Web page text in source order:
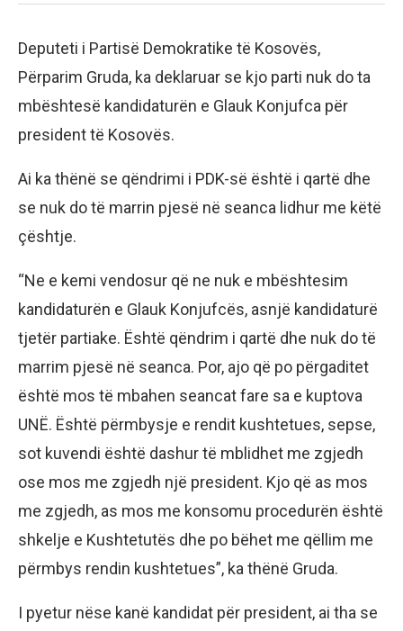
Deputeti i Partisë Demokratike të Kosovës,
Përparim Gruda, ka deklaruar se kjo parti nuk do ta
mbështesë kandidaturën e Glauk Konjufca për
president të Kosovës.
Ai ka thënë se qëndrimi i PDK-së është i qartë dhe
se nuk do të marrin pjesë në seanca lidhur me këtë
çështje.
“Ne e kemi vendosur që ne nuk e mbështesim
kandidaturën e Glauk Konjufcës, asnjë kandidaturë
tjetër partiake. Është qëndrim i qartë dhe nuk do të
marrim pjesë në seanca. Por, ajo që po përgaditet
është mos të mbahen seancat fare sa e kuptova
UNË. Është përmbysje e rendit kushtetues, sepse,
sot kuvendi është dashur të mblidhet me zgjedh
ose mos me zgjedh një president. Kjo që as mos
me zgjedh, as mos me konsomu procedurën është
shkelje e Kushtetutës dhe po bëhet me qëllim me
përmbys rendin kushtetues”, ka thënë Gruda.
I pyetur nëse kanë kandidat për president, ai tha se